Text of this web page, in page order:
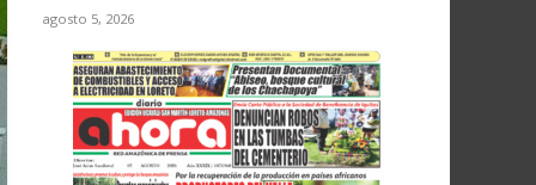
agosto 5, 2026